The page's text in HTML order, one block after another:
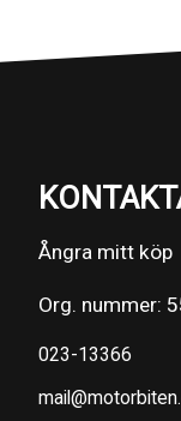
Ångra mitt köp
Org. nummer:
023-13366